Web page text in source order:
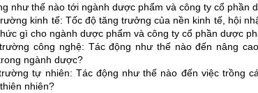
như thế nào tới ngành dược phẩm và công ty cổ phần
kinh tế: Tốc độ tăng trưởng của nền kinh tế, hội
gì cho ngành dược phẩm và công ty cổ phần dược
công nghệ: Tác động như thế nào đến nâng
ngành dược?
tự nhiên: Tác động như thế nào đến việc trồng
nhiên?